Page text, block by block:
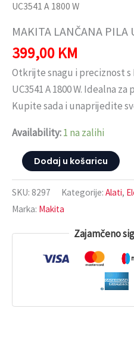
UC3541 A 1800 W
MAKITA LANČANA PILA
399,00 KM
Otkrijte snagu i preciznost
UC3541 A 1800 W. Idealna
Kupite sada i unaprijedite
Availability:1 na zalihi
Dodaj u košaricu
SKU: 8297 Kategorije: Alati,
Marka: Makita
Zajamčeno